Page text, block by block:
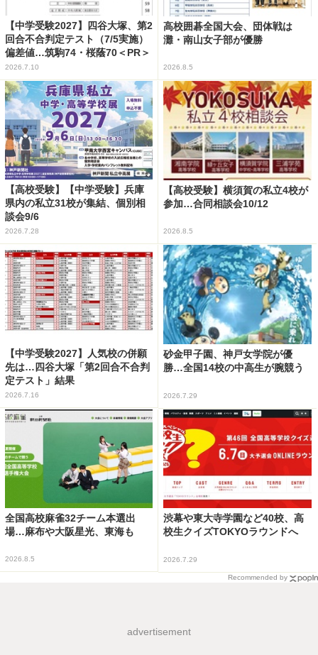
【中学受験2027】四谷大塚、第2
回合不合判定テスト（7/5実施）
偏差値…筑駒74・桜蔭70＜PR＞
2026.7.10
高校囲碁全国大会、団体戦は
灘・南山女子部が優勝
2026.8.5
【高校受験】【中学受験】兵庫
県内の私立31校が集結、個別相
談会9/6
2026.7.28
【高校受験】横須賀の私立4校が
参加…合同相談会10/12
2026.8.5
【中学受験2027】人気校の併願
先は…四谷大塚「第2回合不合判
定テスト」結果
2026.7.16
砂金甲子園、神戸女学院が優
勝…全国14校の中高生が腕競う
2026.7.29
全国高校麻雀32チーム本選出
場…麻布や大阪星光、東海も
2026.8.5
渋幕や東大寺学園など40校、高
校生クイズTOKYOラウンドへ
2026.7.29
Recommended by
advertisement